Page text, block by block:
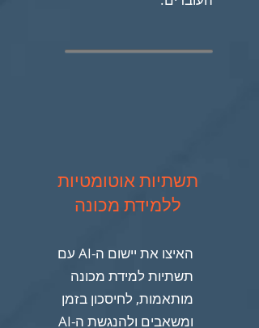
תשתיות אוטומטיות
ללמידת מכונה
האיצו את יישום ה-AI עם
תשתיות למידת מכונה
מותאמות, לחיסכון בזמן
ומשאבים ולהנגשת ה-AI